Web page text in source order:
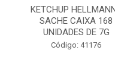
KETCHUP
SACHE CAIXA 168
UNIDADES DE 7G
Código: 41176